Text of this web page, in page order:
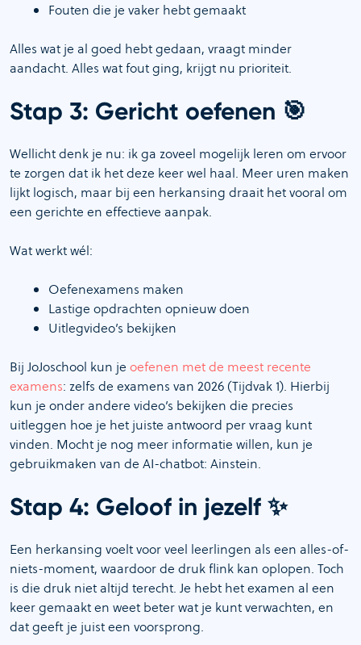
Fouten die je vaker hebt gemaakt
Alles wat je al goed hebt gedaan, vraagt minder
aandacht. Alles wat fout ging, krijgt nu prioriteit.
Stap 3: Gericht oefenen 🎯
Wellicht denk je nu: ik ga zoveel mogelijk leren om ervoor
te zorgen dat ik het deze keer wel haal. Meer uren maken
lijkt logisch, maar bij een herkansing draait het vooral om
een gerichte en effectieve aanpak.
Wat werkt wél:
Oefenexamens maken
Lastige opdrachten opnieuw doen
Uitlegvideo’s bekijken
Bij JoJoschool kun je oefenen met de meest recente
examens: zelfs de examens van 2026 (Tijdvak 1). Hierbij
kun je onder andere video’s bekijken die precies
uitleggen hoe je het juiste antwoord per vraag kunt
vinden. Mocht je nog meer informatie willen, kun je
gebruikmaken van de AI-chatbot: Ainstein.
Stap 4: Geloof in jezelf ✨
Een herkansing voelt voor veel leerlingen als een alles-of-
niets-moment, waardoor de druk flink kan oplopen. Toch
is die druk niet altijd terecht. Je hebt het examen al een
keer gemaakt en weet beter wat je kunt verwachten, en
dat geeft je juist een voorsprong.